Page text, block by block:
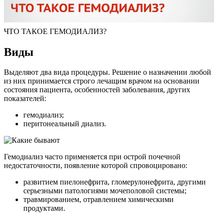
ЧТО ТАКОЕ ГЕМОДИАЛИЗ?
Виды
Выделяют два вида процедуры. Решение о назначении любой
из них принимается строго лечащим врачом на основании
состояния пациента, особенностей заболевания, других
показателей:
гемодиализ;
перитонеальный диализ.
Гемодиализ часто применяется при острой почечной
недостаточности, появление которой спровоцировано:
развитием пиелонефрита, гломерулонефрита, другими
серьезными патологиями мочеполовой системы;
травмированием, отравлением химическими
продуктами.